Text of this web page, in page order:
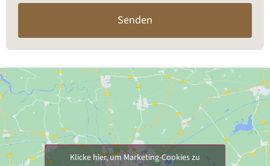
Senden
Klicke hier, um Marketing-Cookies zu